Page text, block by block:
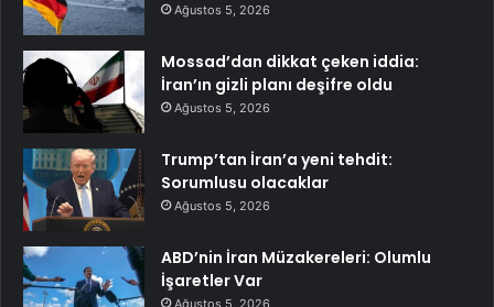
Ağustos 5, 2026
Mossad’dan dikkat çeken iddia:
İran’ın gizli planı deşifre oldu
Ağustos 5, 2026
Trump’tan İran’a yeni tehdit:
Sorumlusu olacaklar
Ağustos 5, 2026
ABD’nin İran Müzakereleri: Olumlu
İşaretler Var
Ağustos 5, 2026